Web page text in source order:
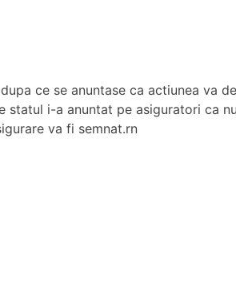
ce se anuntase ca actiunea va
i-a anuntat pe asiguratori ca
va fi semnat.rn